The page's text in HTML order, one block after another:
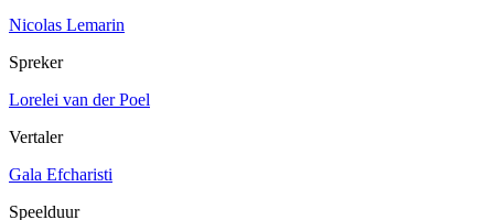
Nicolas Lemarin
Spreker
Lorelei van der Poel
Vertaler
Gala Efcharisti
Speelduur